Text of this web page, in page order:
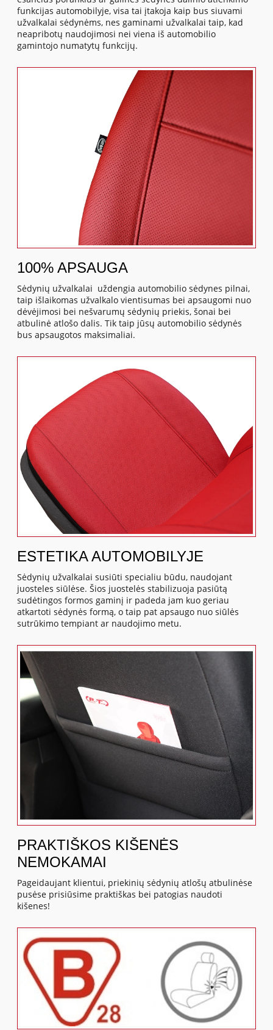
funkcijas automobilyje, visa tai įtakoja kaip bus siuvami
užvalkalai sėdynėms, nes gaminami užvalkalai taip, kad
neapribotų naudojimosi nei viena iš automobilio
gamintojo numatytų funkcijų.
100% APSAUGA
Sėdynių užvalkalai uždengia automobilio sėdynes pilnai,
taip išlaikomas užvalkalo vientisumas bei apsaugomi nuo
dėvėjimosi bei nešvarumų sėdynių priekis, šonai bei
atbulinė atlošo dalis. Tik taip jūsų automobilio sėdynės
bus apsaugotos maksimaliai.
ESTETIKA AUTOMOBILYJE
Sėdynių užvalkalai susiūti specialiu būdu, naudojant
juosteles siūlėse. Šios juostelės stabilizuoja pasiūtą
sudėtingos formos gaminį ir padeda jam kuo geriau
atkartoti sėdynės formą, o taip pat apsaugo nuo siūlės
sutrūkimo tempiant ar naudojimo metu.
PRAKTIŠKOS KIŠENĖS
NEMOKAMAI
Pageidaujant klientui, priekinių sėdynių atlošų atbulinėse
pusėse prisiūsime praktiškas bei patogias naudoti
kišenes!